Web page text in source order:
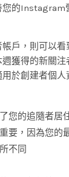
您的Instagram
戶，則可以看
獲得的新關注
於創建者個人
您的追隨者居
要，因為您的
不同